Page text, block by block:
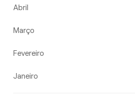
Abril
Março
Fevereiro
Janeiro